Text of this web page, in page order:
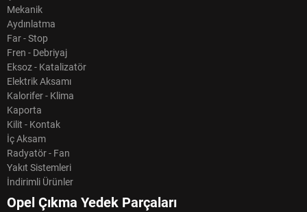
Mekanik
Aydınlatma
Far - Stop
Fren - Debriyaj
Eksoz - Katalizatör
Elektrik Aksamı
Kalorifer - Klima
Kaporta
Kilit - Kontak
İç Aksam
Radyatör - Fan
Yakıt Sistemleri
İndirimli Ürünler
Opel Çıkma Yedek Parçaları